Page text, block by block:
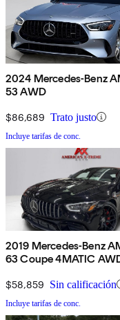
2024 Mercedes-Benz
53 AWD
$86,689 Trato justo
Incluye tarifas de conc.
2019 Mercedes-Benz
63 Coupe 4MATIC
$58,859 Sin calificación
Incluye tarifas de conc.